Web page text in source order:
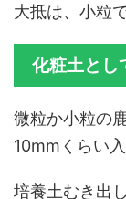
大抵は、小粒
化粧土とし
微粒か小粒の
10mmくらい
培養土むき出